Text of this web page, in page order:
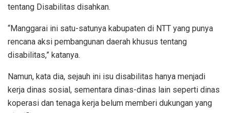
tentang Disabilitas disahkan.
“Manggarai ini satu-satunya kabupaten di NTT yang punya
rencana aksi pembangunan daerah khusus tentang
disabilitas,” katanya.
Namun, kata dia, sejauh ini isu disabilitas hanya menjadi
kerja dinas sosial, sementara dinas-dinas lain seperti dinas
koperasi dan tenaga kerja belum memberi dukungan yang